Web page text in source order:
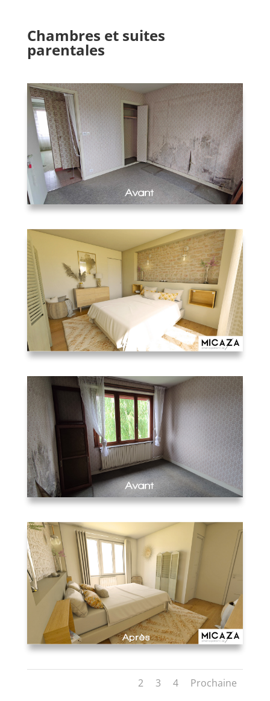
Chambres et suites
parentales
2 3 4 Prochaine